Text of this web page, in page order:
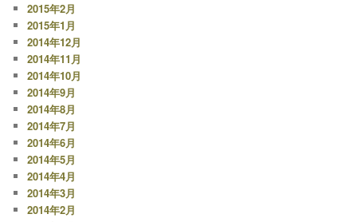
2015年2月
2015年1月
2014年12月
2014年11月
2014年10月
2014年9月
2014年8月
2014年7月
2014年6月
2014年5月
2014年4月
2014年3月
2014年2月